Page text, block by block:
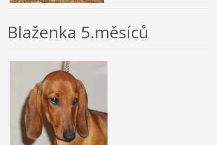
Blaženka 5.měsíců